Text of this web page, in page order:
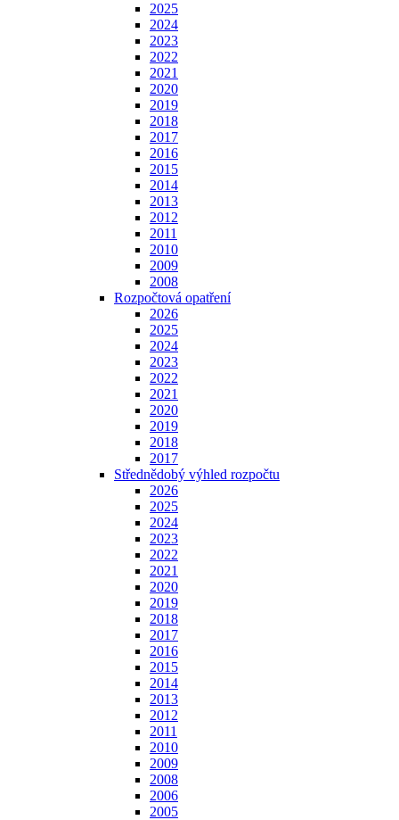
2025
2024
2023
2022
2021
2020
2019
2018
2017
2016
2015
2014
2013
2012
2011
2010
2009
2008
Rozpočtová opatření
2026
2025
2024
2023
2022
2021
2020
2019
2018
2017
Střednědobý výhled rozpočtu
2026
2025
2024
2023
2022
2021
2020
2019
2018
2017
2016
2015
2014
2013
2012
2011
2010
2009
2008
2006
2005